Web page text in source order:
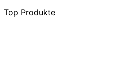
Top Produkte